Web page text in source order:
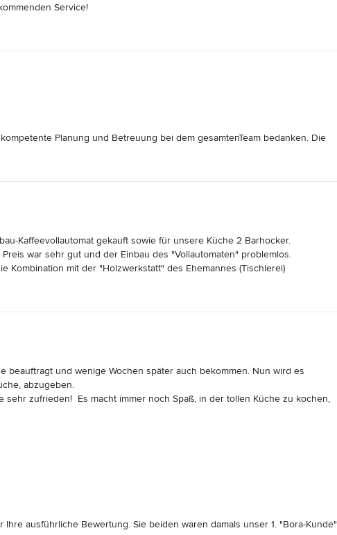
Service!
Planung und Betreuung bei dem gesamtenTeam bedanken. Die
und es ist sehr schön geworden. Vielen Dank.
Kaffeevollautomat gekauft sowie für unsere Küche 2 Barhocker.
war sehr gut und der Einbau des "Vollautomaten" problemlos.
Kombination mit der "Holzwerkstatt" des Ehemannes (Tischlerei)
beauftragt und wenige Wochen später auch bekommen. Nun wird es
abzugeben.
zufrieden!  Es macht immer noch Spaß, in der tollen Küche zu kochen,
war  schon etwas Besonderes. Letztendlich hat uns die  fachkundige
innovativen Ideen  und Denkanstößen  zum Kauf der entworfenen Küche
seit 10 Jahren wohlfühlen und die uns auch heute noch gefällt wie am ersten
Ihre ausführliche Bewertung. Sie beiden waren damals unser 1. "Bora-Kunde"